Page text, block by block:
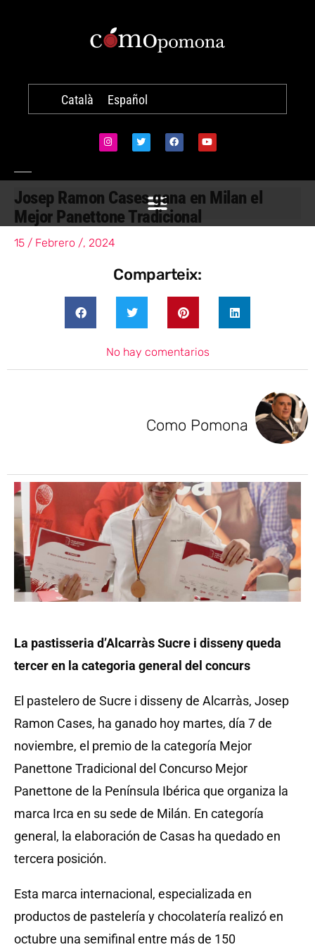
Català Español
Josep Ramon Cases gana en Milan el
Mejor Panettone Tradicional
15 / Febrero /, 2024
Comparteix:
No hay comentarios
Como Pomona
La pastisseria d’Alcarràs Sucre i disseny queda
tercer en la categoria general del concurs
El pastelero de Sucre i disseny de Alcarràs, Josep
Ramon Cases, ha ganado hoy martes, día 7 de
noviembre, el premio de la categoría Mejor
Panettone Tradicional del Concurso Mejor
Panettone de la Península Ibérica que organiza la
marca Irca en su sede de Milán. En categoría
general, la elaboración de Casas ha quedado en
tercera posición.
Esta marca internacional, especializada en
productos de pastelería y chocolatería realizó en
octubre una semifinal entre más de 150